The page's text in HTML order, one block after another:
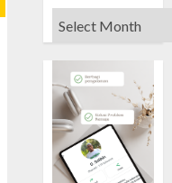
Archives